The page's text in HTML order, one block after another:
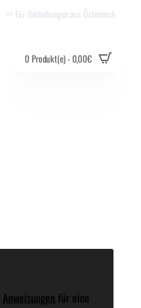
<< Für Bestellungen aus Österreich
0 Produkt(e) - 0,00€
Anweisungen für eine